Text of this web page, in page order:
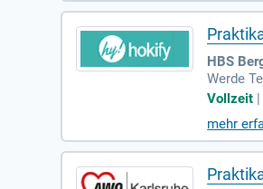
HBS
Werde
ertigte
Vollzeit
mehr